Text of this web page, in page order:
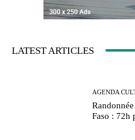
LATEST ARTICLES
AGENDA
Faso : 72h